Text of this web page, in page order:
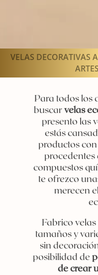
VELAS DECORATIVAS
Para todos los
buscarvelas
presento las
estás
productos
compuestos
te ofrezco
merecen
Fabrico
tamaños y
sin
posibilidad de
de crear